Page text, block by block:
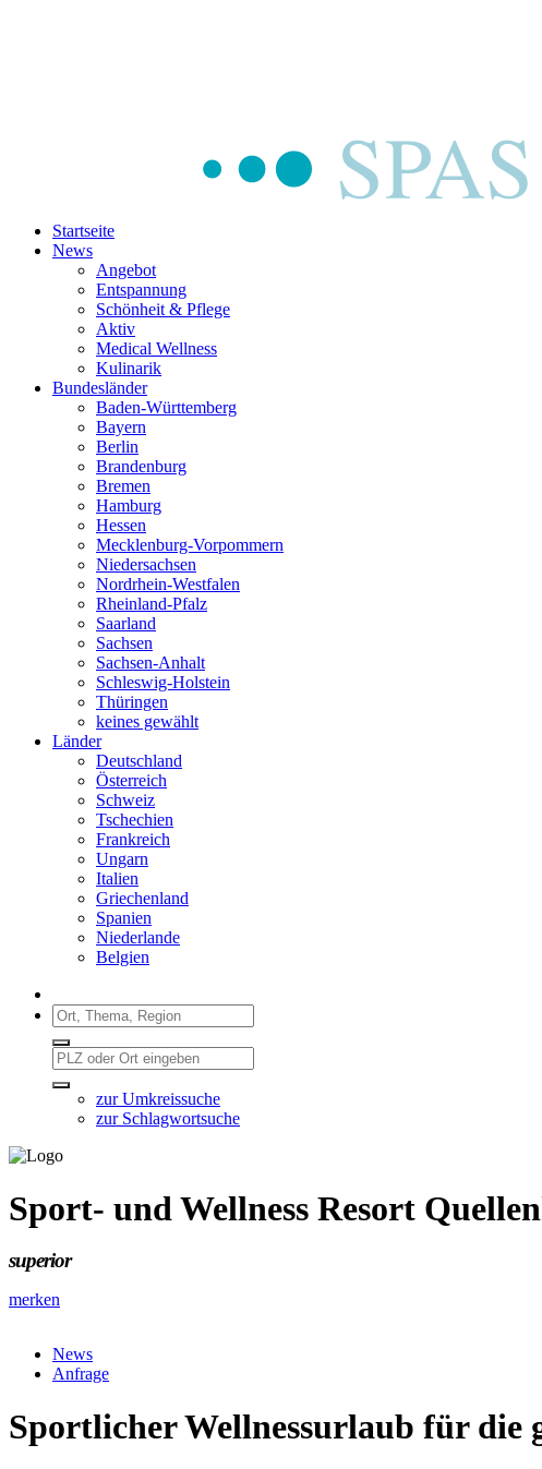
Startseite
News
Angebot
Entspannung
Schönheit & Pflege
Aktiv
Medical Wellness
Kulinarik
Bundesländer
Baden-Württemberg
Bayern
Berlin
Brandenburg
Bremen
Hamburg
Hessen
Mecklenburg-Vorpommern
Niedersachsen
Nordrhein-Westfalen
Rheinland-Pfalz
Saarland
Sachsen
Sachsen-Anhalt
Schleswig-Holstein
Thüringen
keines gewählt
Länder
Deutschland
Österreich
Schweiz
Tschechien
Frankreich
Ungarn
Italien
Griechenland
Spanien
Niederlande
Belgien
zur Umkreissuche
zur Schlagwortsuche
Sport- und Wellness Resort
superior
merken
News
Anfrage
Sportlicher Wellnessurlaub für die